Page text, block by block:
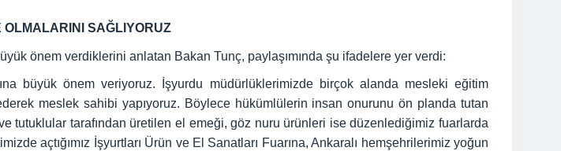
SAĞLIYORUZ
önem verdiklerini anlatan Bakan Tunç, paylaşımında şu ifadelere yer verdi:
büyük önem veriyoruz. İşyurdu müdürlüklerimizde birçok alanda mesleki eğitim
meslek sahibi yapıyoruz. Böylece hükümlülerin insan onurunu ön planda tutan
tutuklular tarafından üretilen el emeği, göz nuru ürünleri ise düzenlediğimiz fuarlarda
açtığımız İşyurtları Ürün ve El Sanatları Fuarına, Ankaralı hemşehrilerimiz yoğun